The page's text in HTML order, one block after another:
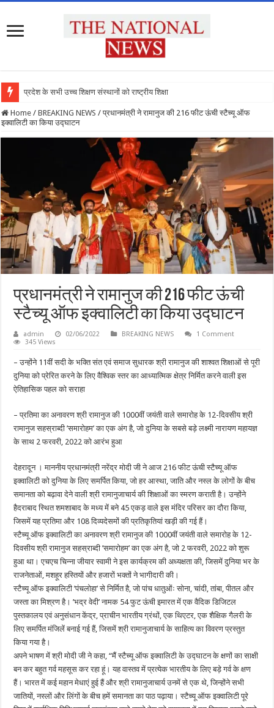
प्रदेश के सभी उच्च शिक्षण संस्थानों को राष्ट्रीय शिक्षा नीति के अ
Home / BREAKING NEWS / प्रधानमंत्री ने रामानुज की 216 फीट ऊंची स्टैच्यू ऑफ
इक्वालिटी का किया उद्घाटन
प्रधानमंत्री ने रामानुज की 216 फीट ऊंची
स्टैच्यू ऑफ इक्वालिटी का किया उद्घाटन
admin 02/06/2022 BREAKING NEWS
1 Comment
345 Views
– उन्होंने 11वीं सदी के भक्ति संत एवं समाज सुधारक श्री रामानुज की शाश्वत शिक्षाओं से पूरी
दुनिया को प्रेरित करने के लिए वैश्विक स्तर का आध्यात्मिक क्षेत्र निर्मित करने वाली इस
ऐतिहासिक पहल को सराहा
– प्रतिमा का अनावरण श्री रामानुज की 1000वीं जयंती वाले समारोह के 12-दिवसीय श्री
रामानुज सहस्राब्दी ’समारोहम’ का एक अंग है, जो दुनिया के सबसे बड़े लक्ष्मी नारायण महायज्ञ
के साथ 2 फरवरी, 2022 को आरंभ हुआ
देहरादून । माननीय प्रधानमंत्री नरेंद्र मोदी जी ने आज 216 फीट ऊंची स्टैच्यू ऑफ
इक्वालिटी को दुनिया के लिए समर्पित किया, जो हर आस्था, जाति और नस्ल के लोगों के बीच
समानता को बढ़ावा देने वाली श्री रामानुजाचार्य की शिक्षाओं का स्मरण कराती है। उन्होंने
हैदराबाद स्थित शमशाबाद के मध्य में बने 45 एकड़ वाले इस मंदिर परिसर का दौरा किया,
जिसमें यह प्रतिमा और 108 दिव्यदेसमों की प्रतिकृतियां खड़ी की गई हैं।
स्टैच्यू ऑफ इक्वालिटी का अनावरण श्री रामानुज की 1000वीं जयंती वाले समारोह के 12-
दिवसीय श्री रामानुज सहस्राब्दी ’समारोहम’ का एक अंग है, जो 2 फरवरी, 2022 को शुरू
हुआ था। एचएच चिन्ना जीयार स्वामी ने इस कार्यक्रम की अध्यक्षता की, जिसमें दुनिया भर के
राजनेताओं, मशहूर हस्तियों और हजारों भक्तों ने भागीदारी की।
स्टैच्यू ऑफ इक्वालिटी ’पंचलोहा’ से निर्मित है, जो पांच धातुओंः सोना, चांदी, तांबा, पीतल और
जस्ता का मिश्रण है। ’भद्र वेदी’ नामक 54 फुट ऊंची इमारत में एक वैदिक डिजिटल
पुस्तकालय एवं अनुसंधान केंद्र, प्राचीन भारतीय ग्रंथों, एक थिएटर, एक शैक्षिक गैलरी के
लिए समर्पित मंजिलें बनाई गई हैं, जिसमें श्री रामानुजाचार्य के साहित्य का विवरण प्रस्तुत
किया गया है।
अपने भाषण में श्री मोदी जी ने कहा, “मैं स्टैच्यू ऑफ इक्वालिटी के उद्घाटन के क्षणों का साक्षी
बन कर बहुत गर्व महसूस कर रहा हूं। यह वास्तव में प्रत्येक भारतीय के लिए बड़े गर्व के क्षण
हैं। भारत में कई महान मेधाएं हुई हैं और श्री रामानुजाचार्य उनमें से एक थे, जिन्होंने सभी
जातियों, नस्लों और लिंगों के बीच हमें समानता का पाठ पढ़ाया। स्टैच्यू ऑफ इक्वालिटी पूरे